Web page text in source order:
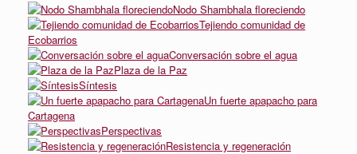
Nodo Shambhala floreciendo
Tejiendo comunidad de
Ecobarrios
Conversación sobre el agua
Plaza de la Paz
Síntesis
Un fuerte apapacho para
Cartagena
Perspectivas
Resistencia y regeneración